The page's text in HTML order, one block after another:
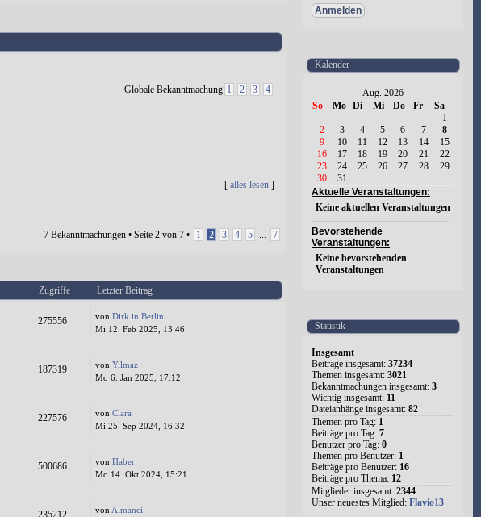
1
2 3 4
Globale Bekanntmachung
[ alles lesen ]
7 Bekanntmachungen • Seite 2 von 7 • 1 2 3 4 5 ... 7
Zugriffe Letzter Beitrag
275556 von Dirk in Berlin
Mi 12. Feb 2025, 13:46
187319 von Yilmaz
Mo 6. Jan 2025, 17:12
227576 von Clara
Mi 25. Sep 2024, 16:32
500686 von Haber
Mo 14. Okt 2024, 15:21
235212 von Almanci
Kalender
Aug. 2026
So
Mo Di Mi Do Fr
Sa
1
2
3 4 5 6 7
8
9
10 11 12 13 14
15
16
17 18 19 20 21
22
23
24 25 26 27 28
29
30
31
Aktuelle Veranstaltungen:
Keine aktuellen Veranstaltungen
Bevorstehende
Veranstaltungen:
Keine bevorstehenden
Veranstaltungen
Statistik
Insgesamt
Beiträge insgesamt: 37234
Themen insgesamt: 3021
Bekanntmachungen insgesamt: 3
Wichtig insgesamt: 11
Dateianhänge insgesamt: 82
Themen pro Tag: 1
Beiträge pro Tag: 7
Benutzer pro Tag: 0
Themen pro Benutzer: 1
Beiträge pro Benutzer: 16
Beiträge pro Thema: 12
Mitglieder insgesamt: 2344
Unser neuestes Mitglied: Flavio13